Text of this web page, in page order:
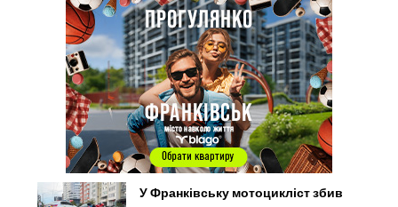
У Франківську мотоцикліст збив